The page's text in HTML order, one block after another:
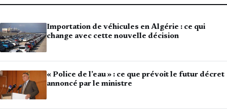
Importation de véhicules en Algérie : ce qui
change avec cette nouvelle décision
« Police de l’eau » : ce que prévoit le futur décret
annoncé par le ministre